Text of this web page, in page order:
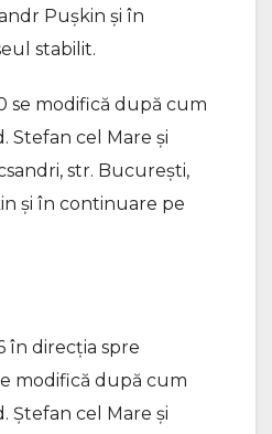
Pușkin și în
stabilit.
se modifică după cum
Stefan cel Mare și
str. București,
și în continuare pe
în direcția spre
modifică după cum
Ștefan cel Mare și